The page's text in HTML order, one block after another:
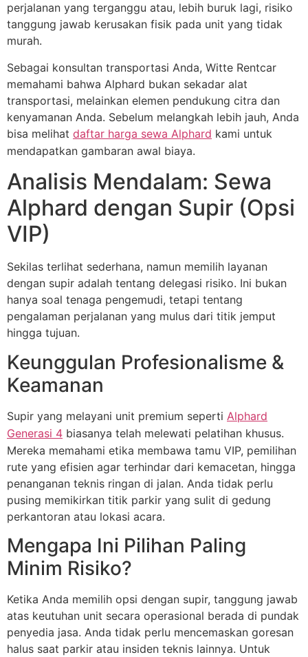
perjalanan yang terganggu atau, lebih buruk lagi, risiko
tanggung jawab kerusakan fisik pada unit yang tidak
murah.
Sebagai konsultan transportasi Anda, Witte Rentcar
memahami bahwa Alphard bukan sekadar alat
transportasi, melainkan elemen pendukung citra dan
kenyamanan Anda. Sebelum melangkah lebih jauh, Anda
bisa melihat daftar harga sewa Alphard kami untuk
mendapatkan gambaran awal biaya.
Analisis Mendalam: Sewa
Alphard dengan Supir (Opsi
VIP)
Sekilas terlihat sederhana, namun memilih layanan
dengan supir adalah tentang delegasi risiko. Ini bukan
hanya soal tenaga pengemudi, tetapi tentang
pengalaman perjalanan yang mulus dari titik jemput
hingga tujuan.
Keunggulan Profesionalisme &
Keamanan
Supir yang melayani unit premium seperti Alphard
Generasi 4 biasanya telah melewati pelatihan khusus.
Mereka memahami etika membawa tamu VIP, pemilihan
rute yang efisien agar terhindar dari kemacetan, hingga
penanganan teknis ringan di jalan. Anda tidak perlu
pusing memikirkan titik parkir yang sulit di gedung
perkantoran atau lokasi acara.
Mengapa Ini Pilihan Paling
Minim Risiko?
Ketika Anda memilih opsi dengan supir, tanggung jawab
atas keutuhan unit secara operasional berada di pundak
penyedia jasa. Anda tidak perlu mencemaskan goresan
halus saat parkir atau insiden teknis lainnya. Untuk